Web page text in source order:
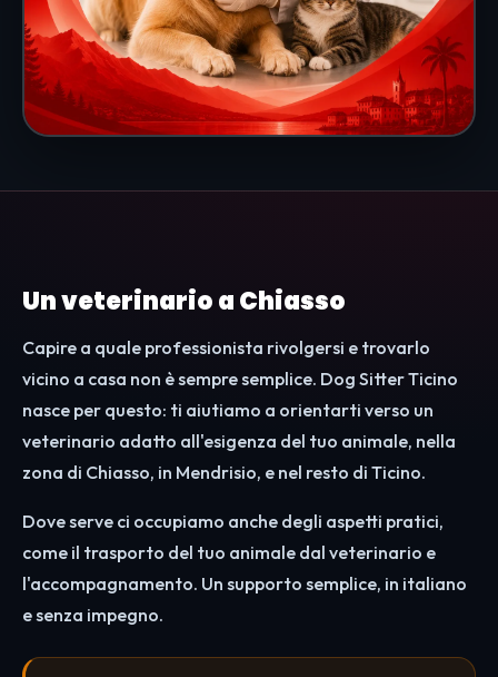
Un veterinario a Chiasso
Capire a quale professionista rivolgersi e trovarlo
vicino a casa non è sempre semplice. Dog Sitter Ticino
nasce per questo: ti aiutiamo a orientarti verso un
veterinario adatto all'esigenza del tuo animale, nella
zona di Chiasso, in Mendrisio, e nel resto di Ticino.
Dove serve ci occupiamo anche degli aspetti pratici,
come il trasporto del tuo animale dal veterinario e
l'accompagnamento. Un supporto semplice, in italiano
e senza impegno.